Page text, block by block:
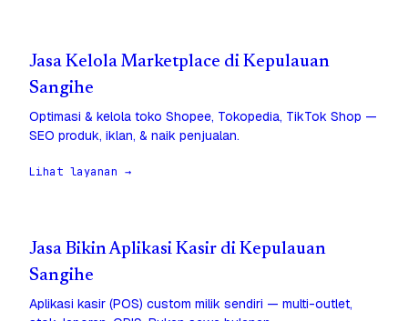
Jasa Kelola Marketplace di Kepulauan
Sangihe
Optimasi & kelola toko Shopee, Tokopedia, TikTok Shop —
SEO produk, iklan, & naik penjualan.
Lihat layanan →
Jasa Bikin Aplikasi Kasir di Kepulauan
Sangihe
Aplikasi kasir (POS) custom milik sendiri — multi-outlet,